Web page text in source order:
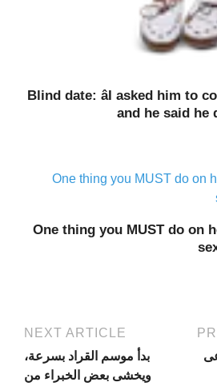
Blind date: âI asked him to
and he said he
One thing you MUST do on
NEXT ARTICLE
بدأ موسم القراد بسرعة،
ويخشى بعض الخبراء من